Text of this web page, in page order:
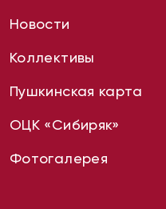
Новости
Коллективы
Пушкинская карта
ОЦК «Сибиряк»
Фотогалерея